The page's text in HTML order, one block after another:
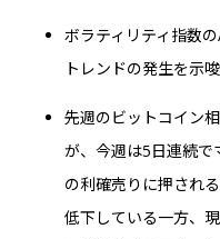
ボラティリティ指数
トレンドの発生を示
先週のビットコイン
が、今週は5日連続で
の利確売りに押され
低下している一方、